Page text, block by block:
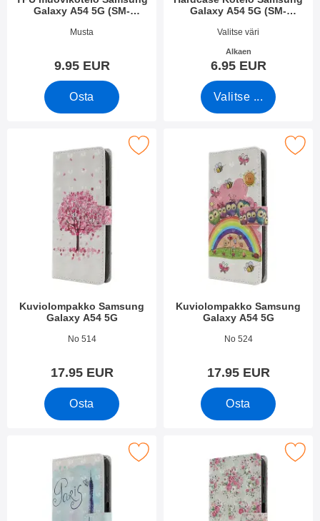
Galaxy A54 5G (SM-
Tuote.nro 47984
Musta
9.95 EUR
Osta
Galaxy A54 5G (SM-
Tuote.nro 47982
Valitse väri
Alkaen
6.95 EUR
Valitse ...
Kuviolompakko Samsung
Galaxy A54 5G
Tuote.nro 48315
No 514
17.95 EUR
Osta
kuviolompakko Samsung Galaxy A54 5G suosikiksi
Kuviolompakko Samsung
Galaxy A54 5G
Tuote.nro 48307
No 524
17.95 EUR
Osta
Merkitse kuviolompakko Samsung
kuviolompakko Samsung Galaxy A54 5G suosikiksi
Merkitse kuviolompakko Samsung